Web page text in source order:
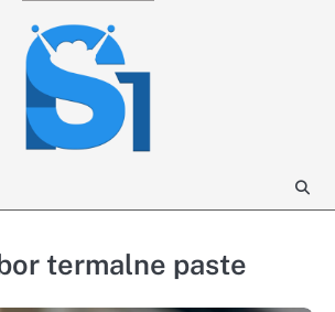
termalne paste